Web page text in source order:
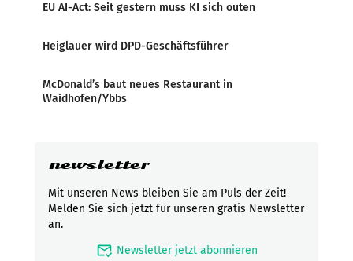
EU AI-Act: Seit gestern muss KI sich outen
Heiglauer wird DPD-Geschäftsführer
McDonald’s baut neues Restaurant in
Waidhofen/Ybbs
newsletter
Mit unseren News bleiben Sie am Puls der Zeit!
Melden Sie sich jetzt für unseren gratis Newsletter
an.
mark_email_read Newsletter jetzt abonnieren